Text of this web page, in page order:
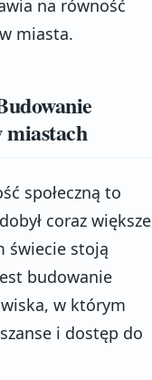
na równość
miasta.
miastach
społeczną to
coraz większe
świecie stoją
budowanie
w którym
i dostęp do